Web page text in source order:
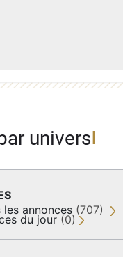
univers
les annonces (707)
du jour (0)